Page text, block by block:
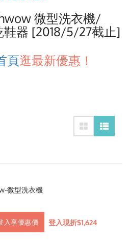
微型洗衣機/
鞋器 [2018/5/27截止]
頁逛最新優惠！
微型洗衣機
入享優惠價 登入現折$1,624